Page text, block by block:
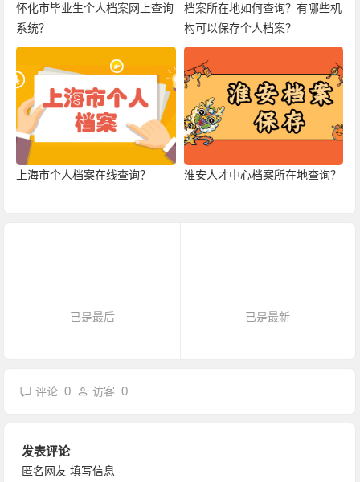
怀化市毕业生个人档案网上查询
系统？
档案所在地如何查询？有哪些机
构可以保存个人档案？
上海市个人档案在线查询？ 淮安人才中心档案所在地查询？
已是最后 已是最新
评论0 访客0
发表评论
匿名网友 填写信息